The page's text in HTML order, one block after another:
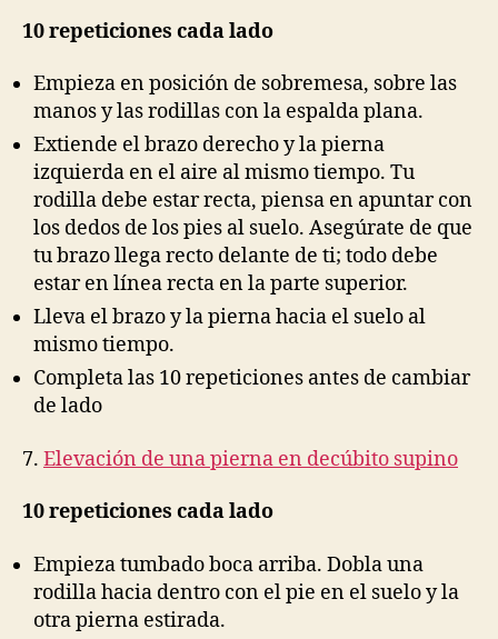
10 repeticiones cada lado
Empieza en posición de sobremesa, sobre las
manos y las rodillas con la espalda plana.
Extiende el brazo derecho y la pierna
izquierda en el aire al mismo tiempo. Tu
rodilla debe estar recta, piensa en apuntar con
los dedos de los pies al suelo. Asegúrate de que
tu brazo llega recto delante de ti; todo debe
estar en línea recta en la parte superior.
Lleva el brazo y la pierna hacia el suelo al
mismo tiempo.
Completa las 10 repeticiones antes de cambiar
de lado
7. Elevación de una pierna en decúbito supino
10 repeticiones cada lado
Empieza tumbado boca arriba. Dobla una
rodilla hacia dentro con el pie en el suelo y la
otra pierna estirada.